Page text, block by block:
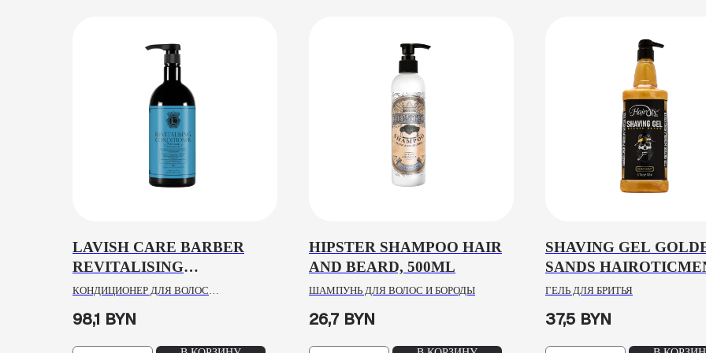
LAVISH CARE BARBER
REVITALISING
CONDITIONER, 1000ML
КОНДИЦИОНЕР ДЛЯ ВОЛОС
98,1 BYN
HIPSTER SHAMPOO HAIR
AND BEARD, 500ML
ШАМПУНЬ ДЛЯ ВОЛОС И БОРОДЫ
26,7 BYN
SHAVING GEL
SANDS
1100ML
ГЕЛЬ ДЛЯ БРИТЬЯ
37,5 BYN